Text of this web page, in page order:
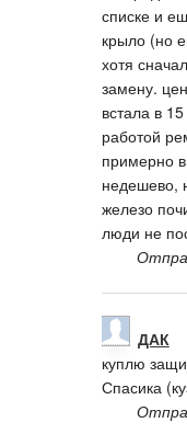
списке и
крыло (но
хотя
замену.
встала в
работой
примерно
недешево,
железо
люди не
ДАК
куплю
Спасика